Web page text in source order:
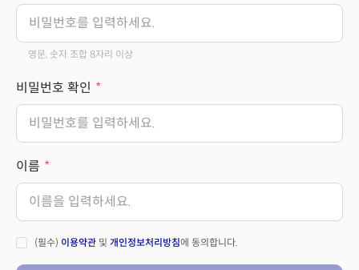
영문, 숫자 조합 8자리 이상
비밀번호 확인
이름
(필수) 이용약관 및 개인정보처리방침에 동의합니다.